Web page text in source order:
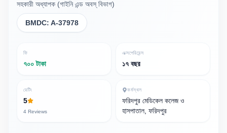
সহকারী অধ্যাপক (গাইনি এন্ড অবস্ বিভাগ)
BMDC: A-37978
ফি
৭০০ টাকা
এক্সপেরিয়েন্স
১৭ বছর
রেটিং
5
4 Reviews
কর্মস্থল
ফরিদপুর মেডিকেল কলেজ ও
হাসপাতাল, ফরিদপুর